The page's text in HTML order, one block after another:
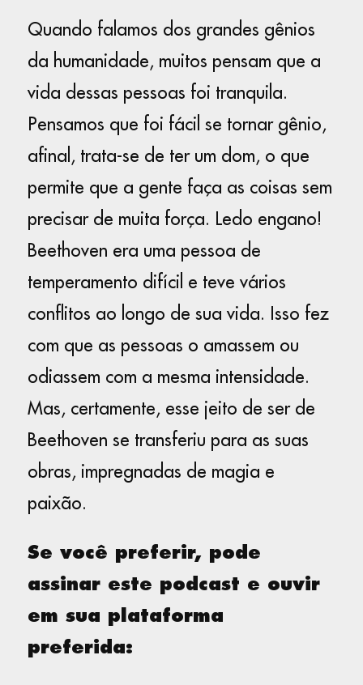
Quando falamos dos grandes gênios
da humanidade, muitos pensam que a
vida dessas pessoas foi tranquila.
Pensamos que foi fácil se tornar gênio,
afinal, trata-se de ter um dom, o que
permite que a gente faça as coisas sem
precisar de muita força. Ledo engano!
Beethoven era uma pessoa de
temperamento difícil e teve vários
conflitos ao longo de sua vida. Isso fez
com que as pessoas o amassem ou
odiassem com a mesma intensidade.
Mas, certamente, esse jeito de ser de
Beethoven se transferiu para as suas
obras, impregnadas de magia e
paixão.
Se você preferir, pode
assinar este podcast e ouvir
em sua plataforma
preferida: